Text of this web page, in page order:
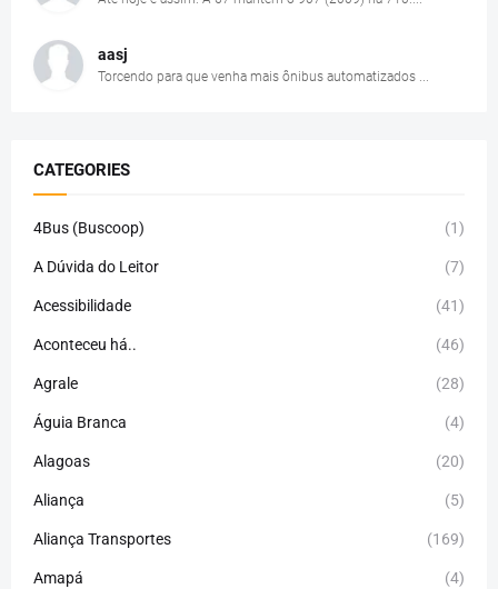
aasj
Torcendo para que venha mais ônibus automatizados ...
CATEGORIES
4Bus (Buscoop) (1)
A Dúvida do Leitor (7)
Acessibilidade (41)
Aconteceu há.. (46)
Agrale (28)
Águia Branca (4)
Alagoas (20)
Aliança (5)
Aliança Transportes (169)
Amapá (4)